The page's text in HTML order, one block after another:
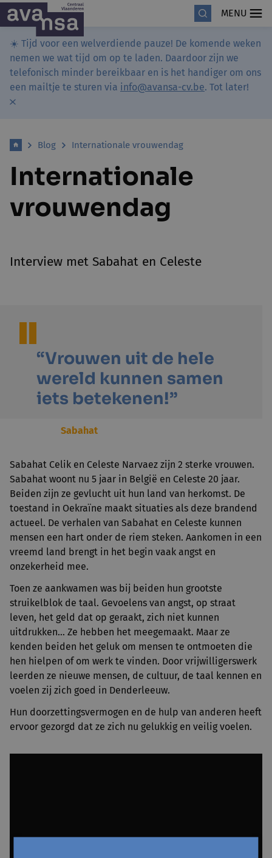
MENU
☀️ Tijd voor een welverdiende pauze! De komende weken
nemen we wat tijd om op te laden. Daardoor zijn we
telefonisch minder bereikbaar en is het handiger om ons
een mailtje te sturen via info@avansa-cv.be. Tot later!
Blog Internationale vrouwendag
Internationale
vrouwendag
Interview met Sabahat en Celeste
“Vrouwen uit de hele
wereld kunnen samen
iets betekenen!”
Sabahat
Sabahat Celik en Celeste Narvaez zijn 2 sterke vrouwen.
Sabahat woont nu 5 jaar in België en Celeste 20 jaar.
Beiden zijn ze gevlucht uit hun land van herkomst. De
toestand in Oekraïne maakt situaties als deze brandend
actueel. De verhalen van Sabahat en Celeste kunnen
mensen een hart onder de riem steken. Aankomen in een
vreemd land brengt in het begin vaak angst en
onzekerheid mee.
Toen ze aankwamen was bij beiden hun grootste
struikelblok de taal. Gevoelens van angst, op straat
leven, het geld dat op geraakt, zich niet kunnen
uitdrukken… Ze hebben het meegemaakt. Maar ze
kenden beiden het geluk om mensen te ontmoeten die
hen hielpen of om werk te vinden. Door vrijwilligerswerk
leerden ze nieuwe mensen, de cultuur, de taal kennen en
voelen zij zich goed in Denderleeuw.
Hun doorzettingsvermogen en de hulp van anderen heeft
ervoor gezorgd dat ze zich nu gelukkig en veilig voelen.